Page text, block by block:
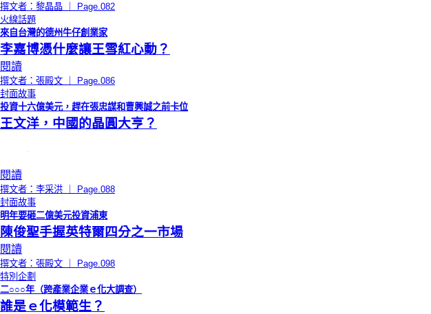
撰文者：黎晶晶 ｜ Page.082
火線話題
來自台灣的德州牛仔創業家
李嘉博憑什麼讓王雪紅心動？
閱讀
撰文者：張殿文 ｜ Page.086
封面故事
投資十六億美元，趕在張忠謀和曹興誠之前卡位
王文洋，中國的晶圓大亨？
閱讀
撰文者：李采洪 ｜ Page.088
封面故事
明年要砸二億美元投資浦東
陳俊聖手握英特爾四分之一市場
閱讀
撰文者：張殿文 ｜ Page.098
特別企劃
二○○○年（跨產業企業ｅ化大調查）
誰是ｅ化模範生？